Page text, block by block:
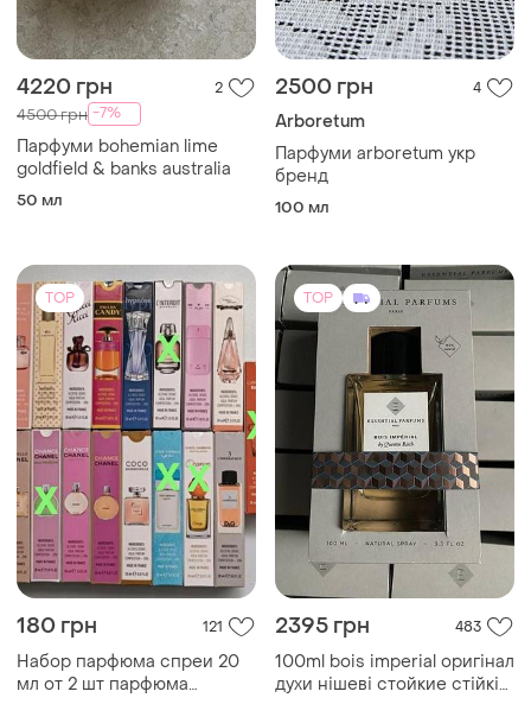
4220 грн 2
4500 грн -7%
Парфуми bohemian lime
goldfield & banks australia
50 мл
2500 грн 4
Arboretum
Парфуми arboretum укр
бренд
100 мл
TOP
180 грн 121
Набор парфюма спреи 20
мл от 2 шт парфюма
TOP
2395 грн 483
100ml bois imperial оригінал
духи нішеві стойкие стійкі